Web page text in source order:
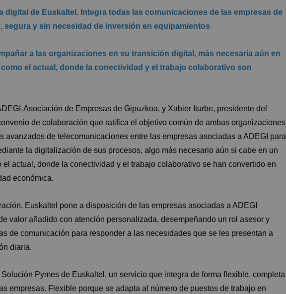
digital de Euskaltel. Integra todas las comunicaciones de las empresas de
segura y sin necesidad de inversión en equipamientos
a las organizaciones en su transición digital, más necesaria aún en
el actual, donde la conectividad y el trabajo colaborativo son
Asociación de Empresas de Gipuzkoa, y Xabier Iturbe, presidente del
de colaboración que ratifica el objetivo común de ambas organizaciones
avanzados de telecomunicaciones entre las empresas asociadas a ADEGI para
la digitalización de sus procesos, algo más necesario aún si cabe en un
actual, donde la conectividad y el trabajo colaborativo se han convertido en
económica.
Euskaltel pone a disposición de las empresas asociadas a ADEGI
valor añadido con atención personalizada, desempeñando un rol asesor y
de comunicación para responder a las necesidades que se les presentan a
diaria.
Pymes de Euskaltel, un servicio que integra de forma flexible, completa
empresas. Flexible porque se adapta al número de puestos de trabajo en